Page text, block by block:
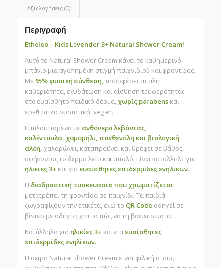
Αξιολογήσεις (0)
Περιγραφή
Etheleo – Kids Lovender 3+ Natural Shower Cream!
Αυτό το Natural Shower Cream κάνει το καθημερινό
μπάνιο μια αγαπημένη στιγμή παιχνιδιού και φροντίδας.
Με 95% φυσική σύνθεση, προσφέρει απαλή
καθαριότητα, ενυδάτωση και αίσθηση τρυφερότητας
στο ευαίσθητο παιδικό δέρμα, χωρίς parabensκαι
ερεθιστικά συστατικά, vegan.
Εμπλουτισμένο με ανθόνερο λεβάντας,
καλέντουλα, χαμομήλι, πανθενόλη και βιολογική
αλόη, χαλαρώνει, καταπραΰνει και θρέφει σε βάθος,
αφήνοντας το δέρμα λείο και απαλό. Είναι κατάλληλο για
ηλικίες 3+ και για ευαίσθητες επιδερμίδες ενηλίκων.
Η διαδραστική συσκευασία που χρωματίζεται
μετατρέπει τη φροντίδα σε παιχνίδι! Τα παιδιά
ζωγραφίζουν την ετικέτα, ενώ το QR Code οδηγεί σε
βίντεο με οδηγίες για το πώς να τη βάψει σωστά.
Κατάλληλο για ηλικίες 3+ και για ευαίσθητες
επιδερμίδες ενηλίκων.
Η σειρά Νatural Shower Cream είναι φιλική στους